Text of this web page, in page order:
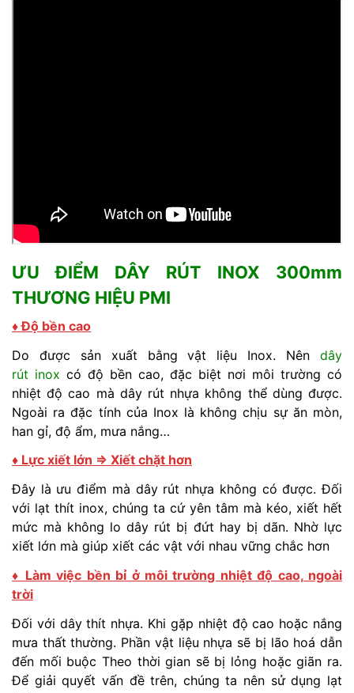
ƯU ĐIỂM DÂY RÚT INOX 300mm
THƯƠNG HIỆU PMI
♦ Độ bền cao
Do được sản xuất bằng vật liệu Inox. Nên dây
rút inox có độ bền cao, đặc biệt nơi môi trường có
nhiệt độ cao mà dây rút nhựa không thể dùng được.
Ngoài ra đặc tính của Inox là không chịu sự ăn mòn,
han gỉ, độ ẩm, mưa nắng…
♦ Lực xiết lớn ⇒ Xiết chặt hơn
Đây là ưu điểm mà dây rút nhựa không có được. Đối
với lạt thít inox, chúng ta cứ yên tâm mà kéo, xiết hết
mức mà không lo dây rút bị đứt hay bị dãn. Nhờ lực
xiết lớn mà giúp xiết các vật với nhau vững chắc hơn
♦ Làm việc bền bỉ ở môi trường nhiệt độ cao, ngoài
trời
Đối với dây thít nhựa. Khi gặp nhiệt độ cao hoặc nắng
mưa thất thường. Phần vật liệu nhựa sẽ bị lão hoá dẫn
đến mối buộc Theo thời gian sẽ bị lỏng hoặc giãn ra.
Để giải quyết vấn đề trên, chúng ta nên sử dụng lạt